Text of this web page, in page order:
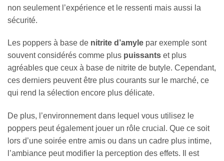
non seulement l’expérience et le ressenti mais aussi la
sécurité.
Les poppers à base de nitrite d’amyle par exemple sont
souvent considérés comme plus puissants et plus
agréables que ceux à base de nitrite de butyle. Cependant,
ces derniers peuvent être plus courants sur le marché, ce
qui rend la sélection encore plus délicate.
De plus, l’environnement dans lequel vous utilisez le
poppers peut également jouer un rôle crucial. Que ce soit
lors d’une soirée entre amis ou dans un cadre plus intime,
l’ambiance peut modifier la perception des effets. Il est